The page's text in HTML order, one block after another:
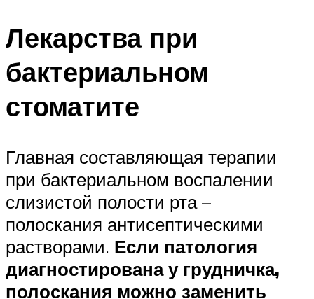
Лекарства при
бактериальном
стоматите
Главная составляющая терапии
при бактериальном воспалении
слизистой полости рта –
полоскания антисептическими
растворами. Если патология
диагностирована у грудничка,
полоскания можно заменить